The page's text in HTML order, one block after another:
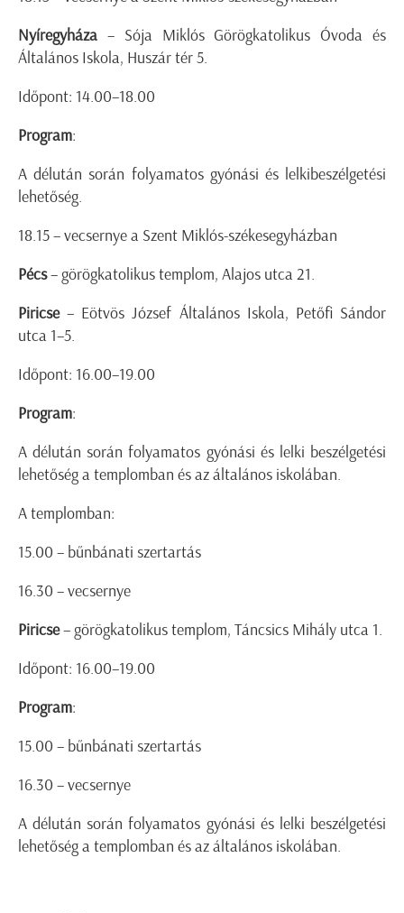
Nyíregyháza – Sója Miklós Görögkatolikus Óvoda és
Általános Iskola, Huszár tér 5.
Időpont: 14.00–18.00
Program:
A délután során folyamatos gyónási és lelkibeszélgetési
lehetőség.
18.15 – vecsernye a Szent Miklós-székesegyházban
Pécs– görögkatolikus templom, Alajos utca 21.
Piricse– Eötvös József Általános Iskola, Petőfi Sándor
utca 1–5.
Időpont: 16.00–19.00
Program:
A délután során folyamatos gyónási és lelki beszélgetési
lehetőség a templomban és az általános iskolában.
A templomban:
15.00 – bűnbánati szertartás
16.30 – vecsernye
Piricse– görögkatolikus templom, Táncsics Mihály utca 1.
Időpont: 16.00–19.00
Program:
15.00 – bűnbánati szertartás
16.30 – vecsernye
A délután során folyamatos gyónási és lelki beszélgetési
lehetőség a templomban és az általános iskolában.